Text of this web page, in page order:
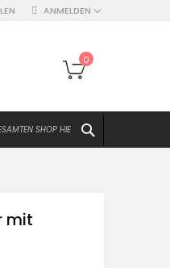
ANMELDEN
Mein
0
mit